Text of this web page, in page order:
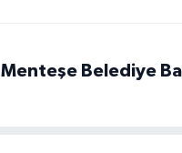
Menteşe Belediye